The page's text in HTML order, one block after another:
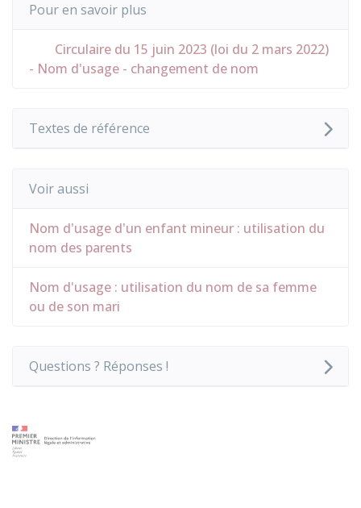
Pour en savoir plus
Circulaire du 15 juin 2023 (loi du 2 mars 2022)
- Nom d'usage - changement de nom
Textes de référence
Voir aussi
Nom d'usage d'un enfant mineur : utilisation du
nom des parents
Nom d'usage : utilisation du nom de sa femme
ou de son mari
Questions ? Réponses !